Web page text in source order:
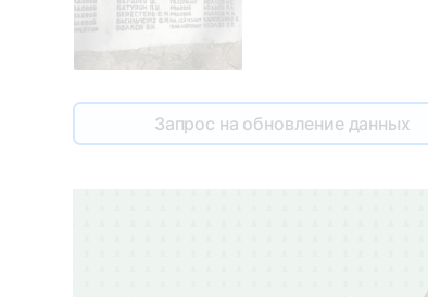
Запрос на обновление данных